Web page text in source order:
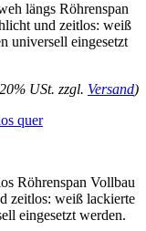
längs Röhrenspan
und zeitlos: weiß
universell eingesetzt
USt. zzgl. Versand)
quer
Röhrenspan Vollbau
zeitlos: weiß lackierte
eingesetzt werden.